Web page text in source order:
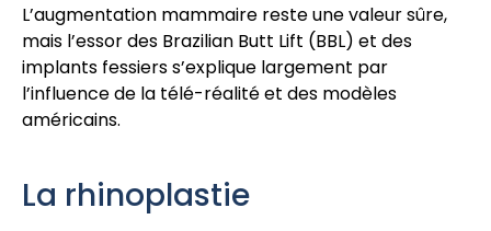
L’augmentation mammaire reste une valeur sûre,
mais l’essor des Brazilian Butt Lift (BBL) et des
implants fessiers s’explique largement par
l’influence de la télé-réalité et des modèles
américains.
La rhinoplastie